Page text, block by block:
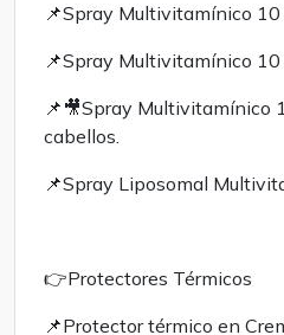
📌Spray Multivitamínico
📌Spray Multivitamínico
📌🎥Spray Multivitamínico
cabellos.
📌Spray Liposomal
👉Protectores Térmicos
📌Protector térmico en